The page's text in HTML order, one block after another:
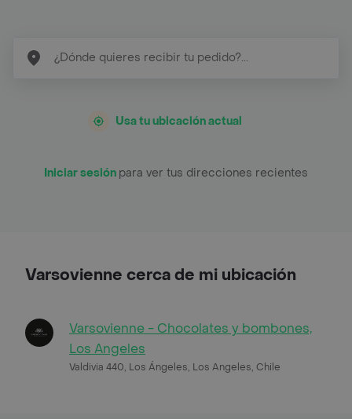
Usa tu ubicación actual
Iniciar sesión para ver tus direcciones recientes
Varsovienne cerca de mi ubicación
Varsovienne - Chocolates y bombones,
Los Angeles
Valdivia 440, Los Ángeles, Los Angeles, Chile